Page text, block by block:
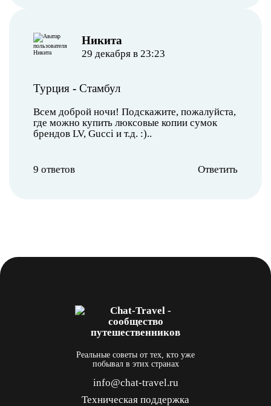
Никита
29 декабря в 23:23
Турция - Стамбул
Всем доброй ночи! Подскажите, пожалуйста,
где можно купить люксовые копии сумок
брендов LV, Gucci и т.д. :)..
9 ответов Ответить
Реальные советы от тех, кто уже
побывал в этих странах
info@chat-travel.ru
Техническая поддержка